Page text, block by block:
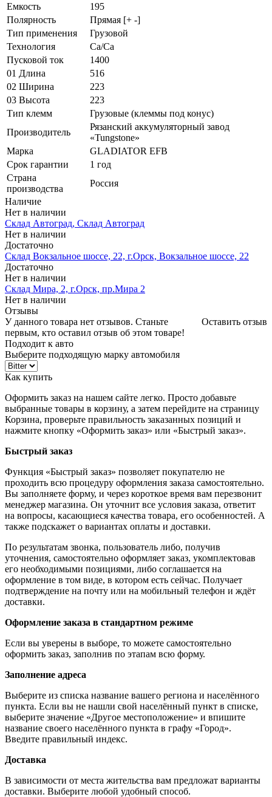
Емкость
195
Полярность
Прямая [+ -]
Тип применения
Грузовой
Технология
Ca/Ca
Пусковой ток
1400
01 Длина
516
02 Ширина
223
03 Высота
223
Тип клемм
Грузовые (клеммы под конус)
Производитель
Рязанский аккумуляторный завод
«Tungstone»
Марка
GLADIATOR EFB
Срок гарантии
1 год
Страна
производства
Россия
Наличие
Нет в наличии
Склад Автоград, Склад Автоград
Нет в наличии
Достаточно
Склад Вокзальное шоссе, 22, г.Орск, Вокзальное шоссе, 22
Достаточно
Нет в наличии
Склад Мира, 2, г.Орск, пр.Мира 2
Нет в наличии
Отзывы
Оставить отзыв
У данного товара нет отзывов. Станьте
первым, кто оставил отзыв об этом товаре!
Подходит к авто
Выберите подходящую марку автомобиля
Как купить
Оформить заказ на нашем сайте легко. Просто добавьте
выбранные товары в корзину, а затем перейдите на страницу
Корзина, проверьте правильность заказанных позиций и
нажмите кнопку «Оформить заказ» или «Быстрый заказ».
Быстрый заказ
Функция «Быстрый заказ» позволяет покупателю не
проходить всю процедуру оформления заказа самостоятельно.
Вы заполняете форму, и через короткое время вам перезвонит
менеджер магазина. Он уточнит все условия заказа, ответит
на вопросы, касающиеся качества товара, его особенностей. А
также подскажет о вариантах оплаты и доставки.
По результатам звонка, пользователь либо, получив
уточнения, самостоятельно оформляет заказ, укомплектовав
его необходимыми позициями, либо соглашается на
оформление в том виде, в котором есть сейчас. Получает
подтверждение на почту или на мобильный телефон и ждёт
доставки.
Оформление заказа в стандартном режиме
Если вы уверены в выборе, то можете самостоятельно
оформить заказ, заполнив по этапам всю форму.
Заполнение адреса
Выберите из списка название вашего региона и населённого
пункта. Если вы не нашли свой населённый пункт в списке,
выберите значение «Другое местоположение» и впишите
название своего населённого пункта в графу «Город».
Введите правильный индекс.
Доставка
В зависимости от места жительства вам предложат варианты
доставки. Выберите любой удобный способ.